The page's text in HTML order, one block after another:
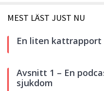
MEST LÄST JUST NU
En liten kattrapport
Avsnitt 1 – En
sjukdom